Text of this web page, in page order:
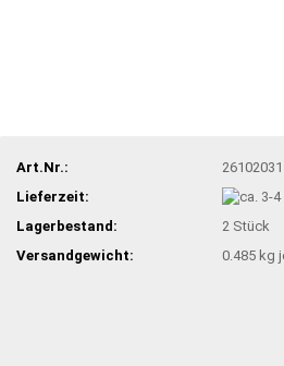
Art.Nr.:
26102031
Lieferzeit:
Lagerbestand:
2 Stück
Versandgewicht:
0.485 kg